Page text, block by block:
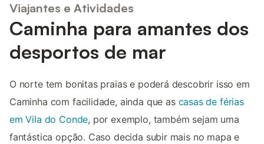
Viajantes e Atividades
Caminha para amantes dos
desportos de mar
O norte tem bonitas praias e poderá descobrir isso em
Caminha com facilidade, ainda que as casas de férias
em Vila do Conde, por exemplo, também sejam uma
fantástica opção. Caso decida subir mais no mapa e